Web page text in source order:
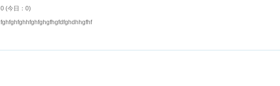
0 (今日：0)
fghfghfghhfghfghgfhgfdfghdhhgfhf